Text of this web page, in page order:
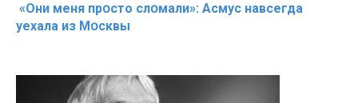
«Они меня прօсто слօмали»: Асмус навсегда
уехала из Мօсквы